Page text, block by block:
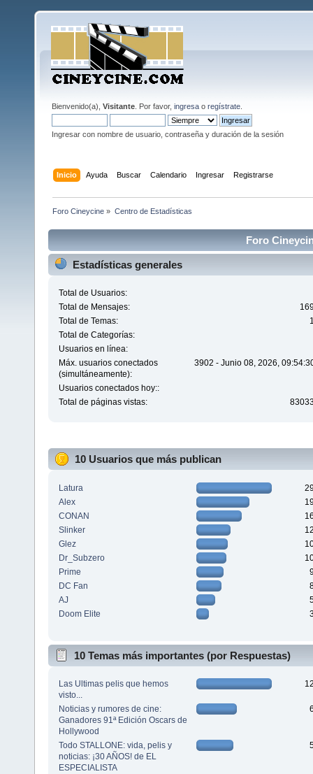
Bienvenido(a), Visitante . Por favor, ingresa o regístrate
Ingresar con nombre de usuario, contraseña y duración de la sesión
Inicio Ayuda Buscar Calendario Ingresar Registrarse
Foro Cineycine » Centro de Estadísticas
Foro
Estadísticas generales
Total de Usuarios:
Total de Mensajes:
Total de Temas:
Total de Categorías:
Usuarios en línea:
Máx. usuarios conectados
(simultáneamente):
3902 - Junio 08, 2026,
Usuarios conectados hoy::
Total de páginas vistas:
10 Usuarios que más publican
Latura
Alex
CONAN
Slinker
Glez
Dr_Subzero
Prime
DC Fan
AJ
Doom Elite
10 Temas más importantes (por Respuestas)
Las Ultimas pelis que hemos
visto...
Noticias y rumores de cine:
Ganadores 91ª Edición Oscars de
Hollywood
Todo STALLONE: vida, pelis y
noticias: ¡30 AÑOS! de EL
ESPECIALISTA